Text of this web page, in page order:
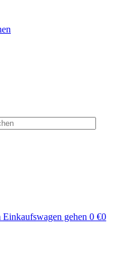
Einkaufswagen gehen 0 €0